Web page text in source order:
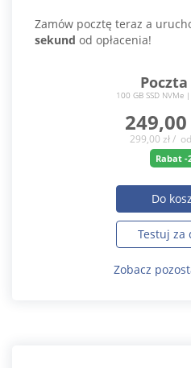
Zamów pocztę teraz a
sekund od opłacenia!
Poczta
100 GB SSD NVMe
249,00
299,00 zł /
Rabat -
Do
Testuj za
Zobacz